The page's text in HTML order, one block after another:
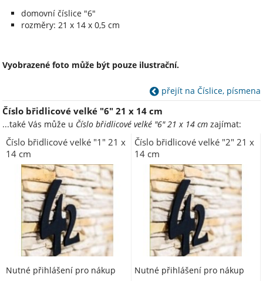
domovní číslice "6"
rozměry: 21 x 14 x 0,5 cm
Vyobrazené foto může být pouze ilustrační.
přejít na Číslice, písmena
Číslo břidlicové velké "6" 21 x 14 cm
...také Vás může u Číslo břidlicové velké "6" 21 x 14 cm zajímat:
Číslo břidlicové velké "1" 21 x
14 cm
Nutné přihlášení pro nákup
Číslo břidlicové velké "2" 21 x
14 cm
Nutné přihlášení pro nákup